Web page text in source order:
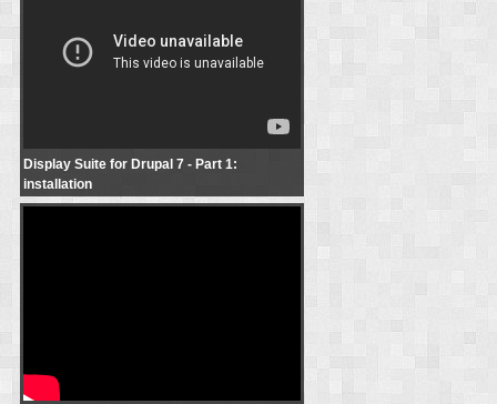
Display Suite for Drupal 7 - Part 1:
installation